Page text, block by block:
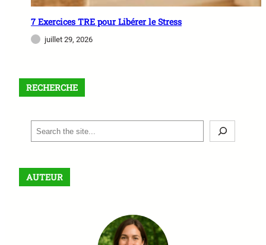
7 Exercices TRE pour Libérer le Stress
juillet 29, 2026
RECHERCHE
e
r
c
AUTEUR